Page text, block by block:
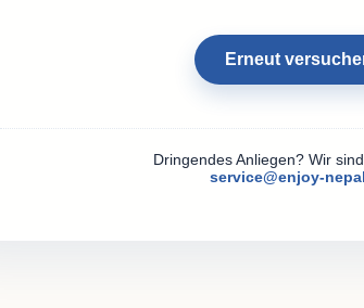
Erneut
Dringendes Anliegen? Wir
service@enjoy-